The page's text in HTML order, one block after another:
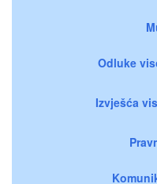
Odluke
Izvješća